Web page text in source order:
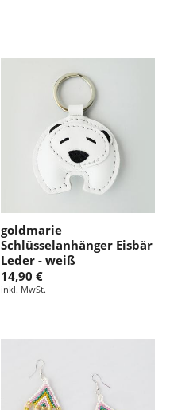
goldmarie
Schlüsselanhänger Eisbär
Leder - weiß
14,90 €
inkl. MwSt.